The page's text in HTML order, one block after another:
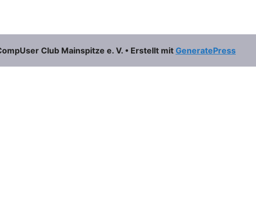
Club Mainspitze e. V. • Erstellt mit GeneratePress